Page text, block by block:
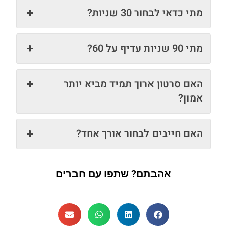
מתי כדאי לבחור 30 שניות?
מתי 90 שניות עדיף על 60?
האם סרטון ארוך תמיד מביא יותר
אמון?
האם חייבים לבחור אורך אחד?
אהבתם? שתפו עם חברים